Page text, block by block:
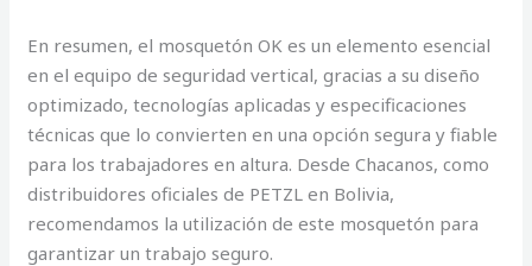
En resumen, el mosquetón OK es un elemento esencial
en el equipo de seguridad vertical, gracias a su diseño
optimizado, tecnologías aplicadas y especificaciones
técnicas que lo convierten en una opción segura y fiable
para los trabajadores en altura. Desde Chacanos, como
distribuidores oficiales de PETZL en Bolivia,
recomendamos la utilización de este mosquetón para
garantizar un trabajo seguro.